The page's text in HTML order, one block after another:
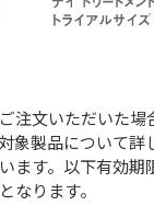
注文いただいた場
象製品について詳
ます。以下有効期
なります。